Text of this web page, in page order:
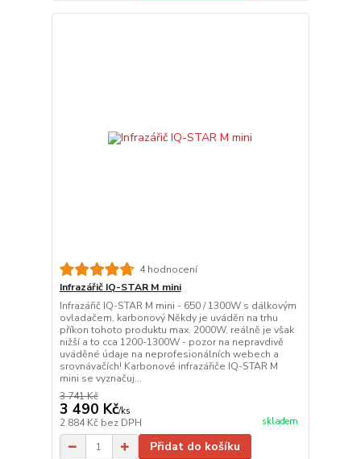
4 hodnocení
Infrazářič IQ-STAR M mini
Infrazářič IQ-STAR M mini - 650 / 1300W s dálkovým
ovladačem, karbonový Někdy je uváděn na trhu
příkon tohoto produktu max. 2000W, reálně je však
nižší a to cca 1200-1300W - pozor na nepravdivě
uváděné údaje na neprofesionálních webech a
srovnávačích! Karbonové infrazářiče IQ-STAR M
mini se vyznačuj...
3 741 Kč
3 490 Kč/ks
2 884 Kč bez DPH skladem
Přidat do košíku